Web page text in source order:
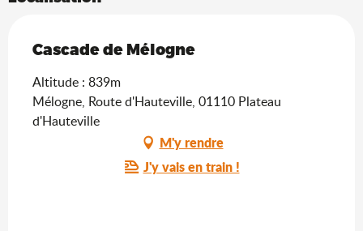
Cascade de Mélogne
Altitude : 839m
Mélogne, Route d'Hauteville, 01110 Plateau
d'Hauteville
M'y rendre
J'y vais en train !